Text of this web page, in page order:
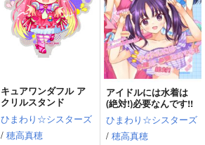
キュアワンダフル ア
クリルスタンド
ひまわり☆シスターズ
/ 穂高真穂
アイドルには水着は
(絶対!)必要なんです!!
ひまわり☆シスターズ
/ 穂高真穂